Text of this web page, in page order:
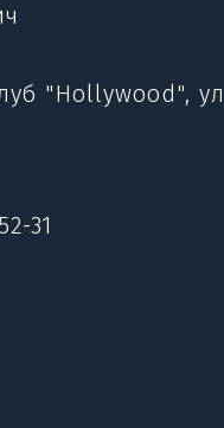
"Hollywood",
31